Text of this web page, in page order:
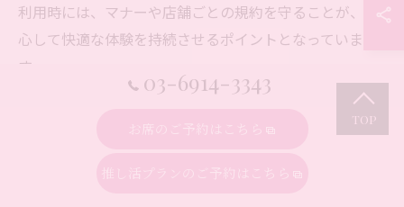
利用時には、マナーや店舗ごとの規約を守ることが、安
心して快適な体験を持続させるポイントとなっていま
す。
場にとどまりません。草の根活動の波を受け、心地よい
03-6914-3343
お席のご予約はこちら
推し活プランのご予約はこちら